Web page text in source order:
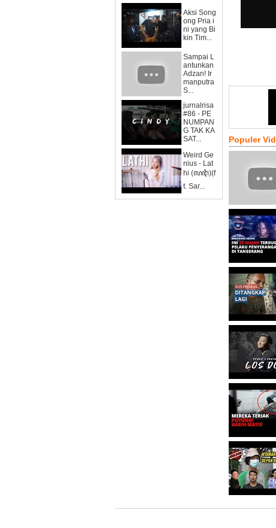
Aksi Song
ong Pria i
ni yang Bi
kin Tim...
Sampai L
antunkan
Adzan! Ir
manputra
S...
jurnalrisa
#86 - PE
NUMPAN
G TAK KA
SAT...
Weird Ge
nius - Lat
hi (ꦭꦛꦶ)(f
t. Sar...
Populer